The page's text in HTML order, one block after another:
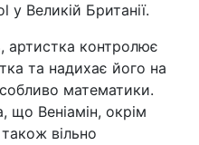
Великій Британії.
артистка контролює
та надихає його на
математики.
що Веніамін, окрім
також вільно